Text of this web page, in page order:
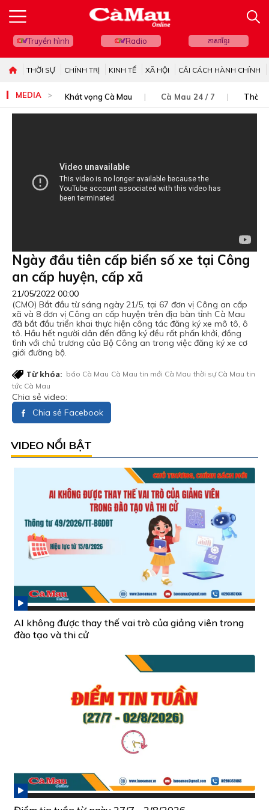
Truyền hình Radio ភាសាខ្មែរ
THỜI SỰ CHÍNH TRỊ KINH TẾ XÃ HỘI CẢI CÁCH HÀNH CHÍNH
MEDIA Khát vọng Cà Mau Cà Mau 24 / 7 Thời
Ngày đầu tiên cấp biển số xe tại Công
an cấp huyện, cấp xã
21/05/2022 00:00
(CMO) Bắt đầu từ sáng ngày 21/5, tại 67 đơn vị Công an cấp
xã và 8 đơn vị Công an cấp huyện trên địa bàn tỉnh Cà Mau
đã bắt đầu triển khai thực hiện công tác đăng ký xe mô tô, ô
tô. Hầu hết người dân đến đăng ký đều rất phấn khởi, đồng
tình với chủ trương của Bộ Công an trong việc đăng ký xe cơ
giới đường bộ.
Từ khóa: báo Cà Mau Cà Mau tin mới Cà Mau thời sự Cà Mau tin
tức Cà Mau
Chia sẻ video:
Chia sẻ Facebook
VIDEO NỔI BẬT
AI không được thay thế vai trò của giảng viên trong
đào tạo và thi cử